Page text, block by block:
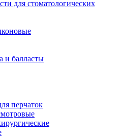
для стоматологических
и балласты
перчаток